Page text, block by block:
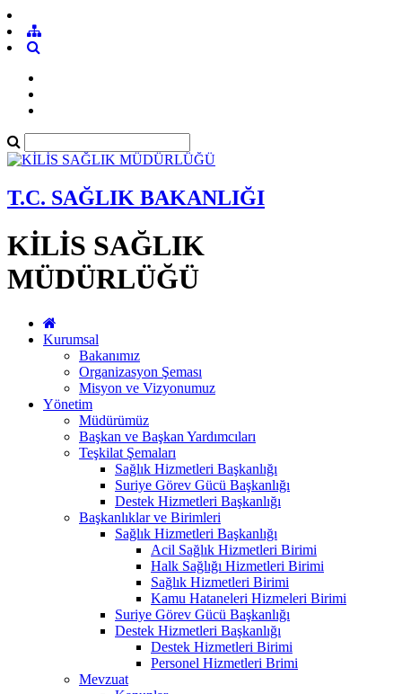
T.C. SAĞLIK BAKANLIĞI
KİLİS SAĞLIK
MÜDÜRLÜĞÜ
Kurumsal
Bakanımız
Organizasyon Şeması
Misyon ve Vizyonumuz
Yönetim
Müdürümüz
Başkan ve Başkan Yardımcıları
Teşkilat Şemaları
Sağlık Hizmetleri Başkanlığı
Suriye Görev Gücü Başkanlığı
Destek Hizmetleri Başkanlığı
Başkanlıklar ve Birimleri
Sağlık Hizmetleri Başkanlığı
Acil Sağlık Hizmetleri Birimi
Halk Sağlığı Hizmetleri Birimi
Sağlık Hizmetleri Birimi
Kamu Hataneleri Hizmeleri Birimi
Suriye Görev Gücü Başkanlığı
Destek Hizmetleri Başkanlığı
Destek Hizmetleri Birimi
Personel Hizmetleri Brimi
Mevzuat